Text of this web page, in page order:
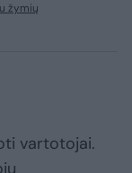
žymių
vartotojai.